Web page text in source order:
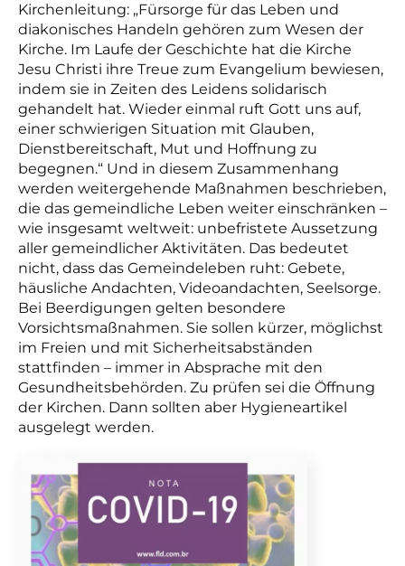
Kirchenleitung: „Fürsorge für das Leben und
diakonisches Handeln gehören zum Wesen der
Kirche. Im Laufe der Geschichte hat die Kirche
Jesu Christi ihre Treue zum Evangelium bewiesen,
indem sie in Zeiten des Leidens solidarisch
gehandelt hat. Wieder einmal ruft Gott uns auf,
einer schwierigen Situation mit Glauben,
Dienstbereitschaft, Mut und Hoffnung zu
begegnen.“ Und in diesem Zusammenhang
werden weitergehende Maßnahmen beschrieben,
die das gemeindliche Leben weiter einschränken –
wie insgesamt weltweit: unbefristete Aussetzung
aller gemeindlicher Aktivitäten. Das bedeutet
nicht, dass das Gemeindeleben ruht: Gebete,
häusliche Andachten, Videoandachten, Seelsorge.
Bei Beerdigungen gelten besondere
Vorsichtsmaßnahmen. Sie sollen kürzer, möglichst
im Freien und mit Sicherheitsabständen
stattfinden – immer in Absprache mit den
Gesundheitsbehörden. Zu prüfen sei die Öffnung
der Kirchen. Dann sollten aber Hygieneartikel
ausgelegt werden.